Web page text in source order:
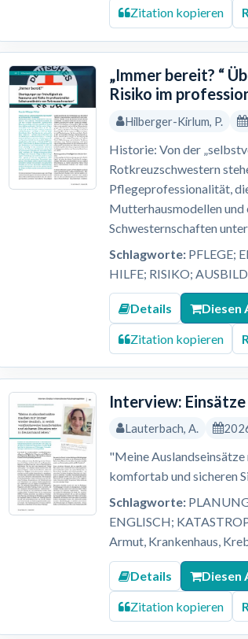
Zitation kopieren
„Immer bereit? “
Risiko im
Hilberger-Kirlum, P.
Historie: Von der
Rotkreuzschwestern
Pflegeprofessionalität,
Mutterhausmodellen
Schwesternschaften unter
Schlagworte: PFLEGE;
HILFE; RISIKO;
Details Diesen
Zitation kopieren
Interview:
Lauterbach, A.
"Meine
komfortab und sicheren
Schlagworte:
ENGLISCH;
Armut, Krankenhaus,
Details Diesen
Zitation kopieren